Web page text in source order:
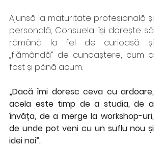
Ajunsă la maturitate profesională și
personală, Consuela își dorește să
rămână la fel de curioasă și
„flămândă” de cunoaștere, cum a
fost și până acum:
„Dacă îmi doresc ceva cu ardoare,
acela este timp de a studia, de a
învăța, de a merge la workshop-uri,
de unde pot veni cu un suflu nou și
idei noi”.